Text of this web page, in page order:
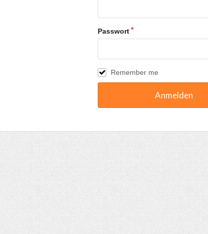
Passwort
Remember me